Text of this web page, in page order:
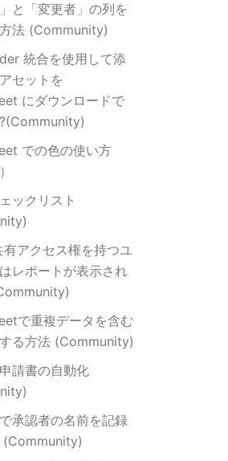
」と「変更者」の列を
法 (Community)
統合を使用して添
セットを
にダウンロードで
での色の使い方
ックリスト
アクセス権を持つユ
レポートが表示され
で重複データを含む
る方法 (Community)
請書の自動化
承認者の名前を記録
(Community)